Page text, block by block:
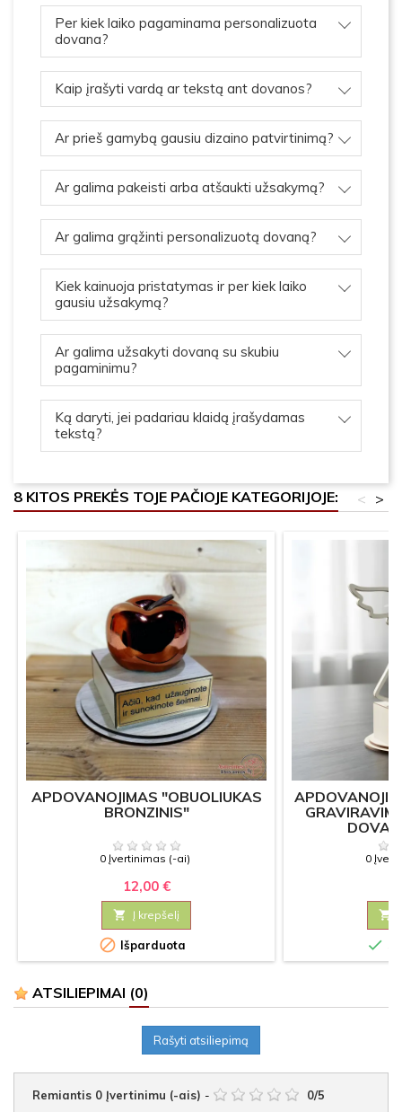
Per kiek laiko pagaminama personalizuota
dovana?
Kaip įrašyti vardą ar tekstą ant dovanos?
Ar prieš gamybą gausiu dizaino patvirtinimą?
Ar galima pakeisti arba atšaukti užsakymą?
Ar galima grąžinti personalizuotą dovaną?
Kiek kainuoja pristatymas ir per kiek laiko
gausiu užsakymą?
Ar galima užsakyti dovaną su skubiu
pagaminimu?
Ką daryti, jei padariau klaidą įrašydamas
tekstą?
8 KITOS PREKĖS TOJE PAČIOJE KATEGORIJOJE: >
<
APDOVANOJIMAS "OBUOLIUKAS
BRONZINIS"
0 Įvertinimas (-ai)
12,00 €
 Į krepšelį
 Išparduota
0


ATSILIEPIMAI (0)
Rašyti atsiliepimą
Remiantis 0 Įvertinimu (-ais) - 0/5